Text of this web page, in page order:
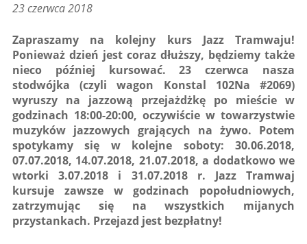
23 czerwca 2018
Zapraszamy na kolejny kurs Jazz Tramwaju!
Ponieważ dzień jest coraz dłuższy, będziemy także
nieco później kursować. 23 czerwca nasza
stodwójka (czyli wagon Konstal 102Na #2069)
wyruszy na jazzową przejażdżkę po mieście w
godzinach 18:00-20:00, oczywiście w towarzystwie
muzyków jazzowych grających na żywo. Potem
spotykamy się w kolejne soboty: 30.06.2018,
07.07.2018, 14.07.2018, 21.07.2018, a dodatkowo we
wtorki 3.07.2018 i 31.07.2018 r. Jazz Tramwaj
kursuje zawsze w godzinach popołudniowych,
zatrzymując się na wszystkich mijanych
przystankach. Przejazd jest bezpłatny!